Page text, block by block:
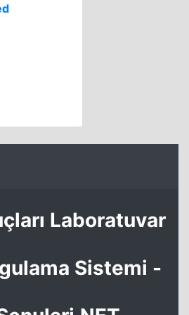
Laboratuvar
Sistemi -